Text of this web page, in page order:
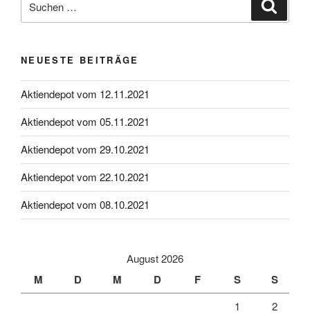
nach:
NEUESTE BEITRÄGE
Aktiendepot vom 12.11.2021
Aktiendepot vom 05.11.2021
Aktiendepot vom 29.10.2021
Aktiendepot vom 22.10.2021
Aktiendepot vom 08.10.2021
August 2026
M D M D F S S
1
2